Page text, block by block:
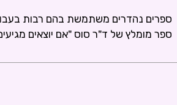
ספרים נהדרים משתמשת בהם רבות
ספר מומלץ של ד"ר סוס "אם יוצאים